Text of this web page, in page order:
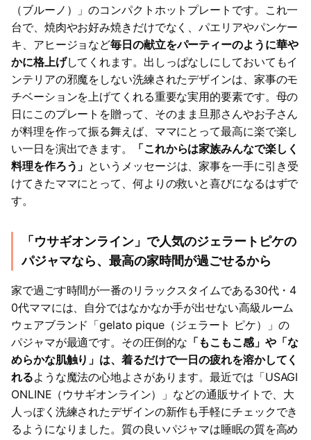
（ブルーノ）」のコンパクトホットプレートです。これ一
台で、焼肉やお好み焼きだけでなく、パエリアやパンケー
キ、アヒージョなど毎日の献立をパーティーのように華や
かに格上げしてくれます。出しっぱなしにしておいてもイ
ンテリアの邪魔をしない洗練されたデザインは、家事のモ
チベーションを上げてくれる重要な実用的要素です。母の
日にこのプレートを贈って、そのまま旦那さんやお子さん
が料理を作って振る舞えば、ママにとって最高に楽で楽し
い一日を演出できます。
「これからは家族みんなで楽しく
料理を作ろう」 というメッセージは、家事を一手に引き受
けてきたママにとって、何よりの救いと喜びになるはずで
す。
「ウサギオンライン」で人気のジェラートピケの
パジャマなら、最高の家時間が過ごせるから
家で過ごす時間が一番のリラックスタイムである30代・4
0代ママには、自分ではなかなか手が出せない高級ルーム
ウェアブランド「gelato pique（ジェラート ピケ）」の
パジャマが最適です。その圧倒的な 「もこもこ感」や「な
めらかな肌触り」は、着るだけで一日の疲れを溶かしてく
れるような魔法の心地よさがあります。最近では「USAGI
ONLINE（ウサギオンライン）」などの通販サイトで、大
人っぽく洗練されたデザインの新作も手軽にチェックでき
るようになりました。質の良いパジャマは睡眠の質を高め